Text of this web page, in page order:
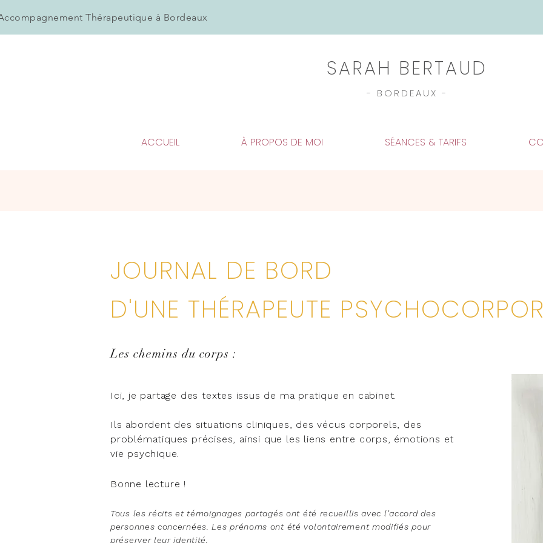
Thérapeutique à Bordeaux
SARAH BERTAUD
- BORDEAUX -
ACCUEIL À PROPOS DE MOI SÉANCES & TARIFS
JOURNAL DE BORD
D'UNE THÉRAPEUTE
Les chemins du corps :
Ici, je partage des textes issus de ma pratique en cabinet.
Ils abordent des situations cliniques, des vécus corporels, des
problématiques précises, ainsi que les liens entre corps, émotions et
vie psychique.
Bonne lecture !
Tous les récits et témoignages partagés ont été recueillis avec l'accord des
personnes concernées. Les prénoms ont été volontairement modifiés pour
préserver leur identité.